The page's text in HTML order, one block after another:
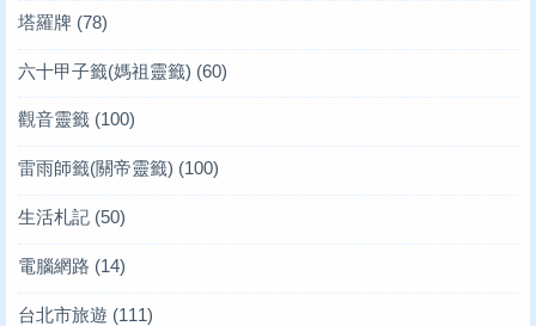
塔羅牌 (78)
六十甲子籤(媽祖靈籤) (60)
觀音靈籤 (100)
雷雨師籤(關帝靈籤) (100)
生活札記 (50)
電腦網路 (14)
台北市旅遊 (111)